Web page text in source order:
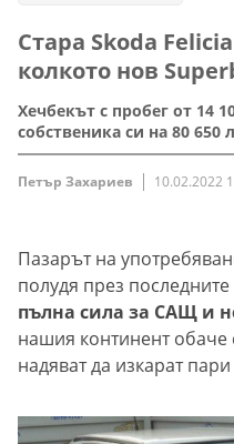
Стара Skoda
колкото нов
Хечбекът с пробег от 14
собственика си на 80 650
Петър Захариев 10.02.2022
Пазарът на
полудя през
пълна сила за САЩ и
нашия континент обаче
надяват да изкарат